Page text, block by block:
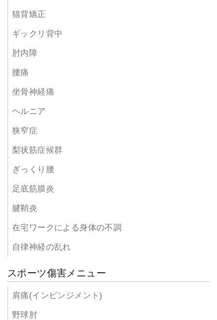
猫背矯正
ギックリ背中
肘内障
腰痛
坐骨神経痛
ヘルニア
狭窄症
梨状筋症候群
ぎっくり腰
足底筋膜炎
腱鞘炎
在宅ワークによる身体の不調
自律神経の乱れ
スポーツ傷害メニュー
肩痛(インピンジメント)
野球肘